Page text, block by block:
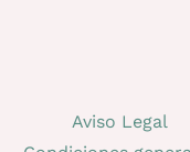
Aviso Legal